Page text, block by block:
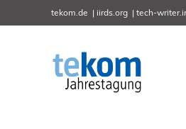
tekom.de iirds.org tech-